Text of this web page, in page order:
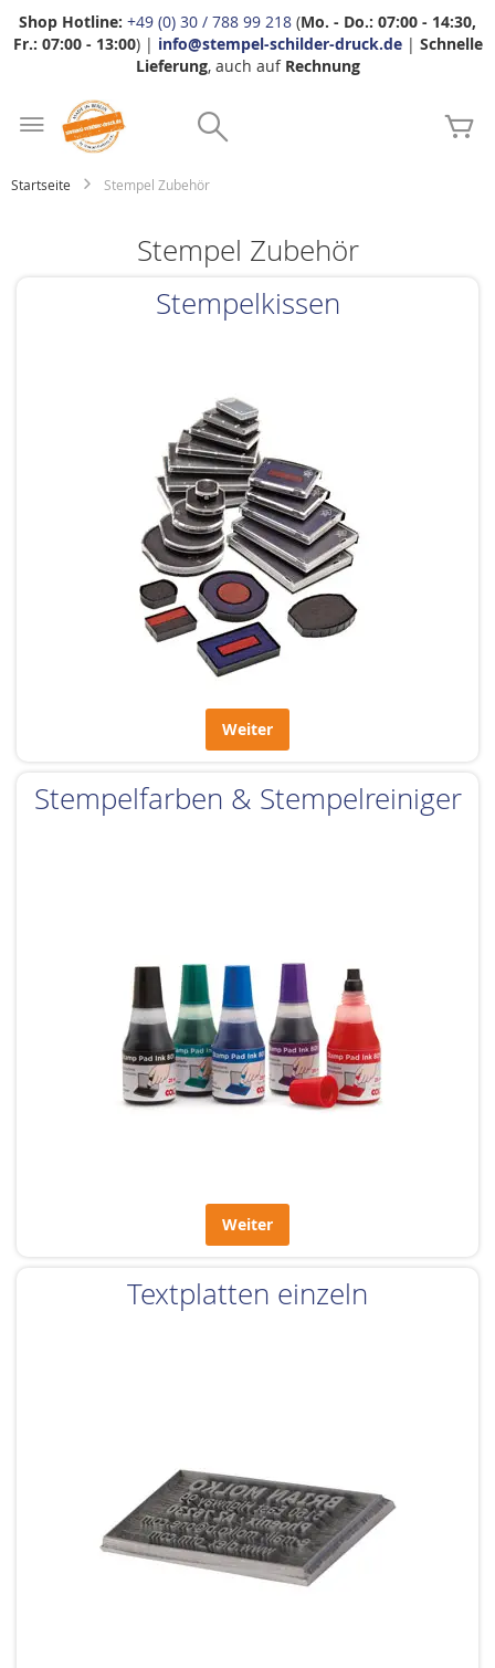
Shop Hotline: +49 (0) 30 / 788 99 218 (Mo. - Do.: 07:00 - 14:30,
Fr.: 07:00 - 13:00) | info@stempel-schilder-druck.de| Schnelle
Lieferung, auch auf Rechnung
Startseite Stempel Zubehör
Stempel Zubehör
Stempelkissen
Weiter
Stempelfarben & Stempelreiniger
Weiter
Textplatten einzeln